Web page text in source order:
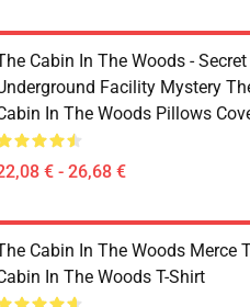
Cabin In The Woods - Secret
Facility Mystery
In The Woods Pillows
€ - 26,68 €
Cabin In The Woods Merce
In The Woods T-Shirt